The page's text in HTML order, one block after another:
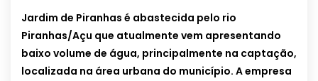
Jardim de Piranhas é abastecida pelo rio
Piranhas/Açu que atualmente vem apresentando
baixo volume de água, principalmente na captação,
localizada na área urbana do município. A empresa